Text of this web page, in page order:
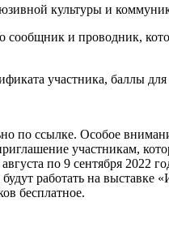
культуры и
сообщник и проводник,
участника, баллы
по ссылке. Особое
участникам,
по 9 сентября 2022
работать на выставке
бесплатное.